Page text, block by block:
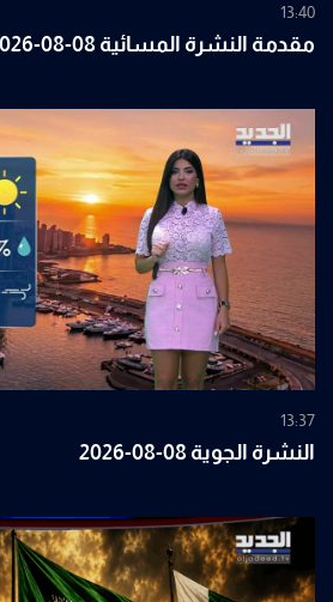
13:40
مقدمة النشرة المسائية 08-08-2026
13:37
النشرة الجوية 08-08-2026